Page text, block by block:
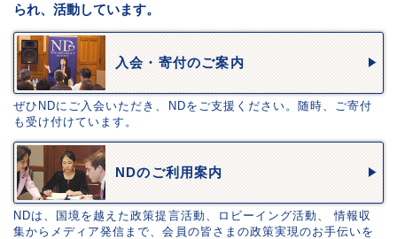
られ、活動しています。
入会・寄付のご案内
ぜひNDにご入会いただき、NDをご支援ください。随時、ご寄付
も受け付けています。
NDのご利用案内
NDは、国境を越えた政策提言活動、ロビーイング活動、 情報収
集からメディア発信まで、会員の皆さまの政策実現のお手伝いを